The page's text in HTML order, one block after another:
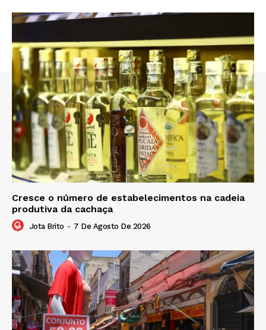
Cresce o número de estabelecimentos na cadeia
produtiva da cachaça
Jota Brito - 7 De Agosto De 2026